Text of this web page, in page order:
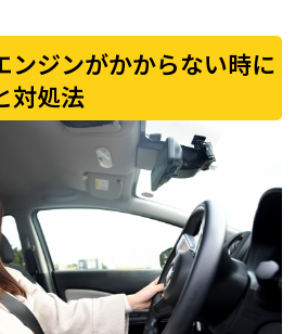
ンジンがかからない時に
対処法